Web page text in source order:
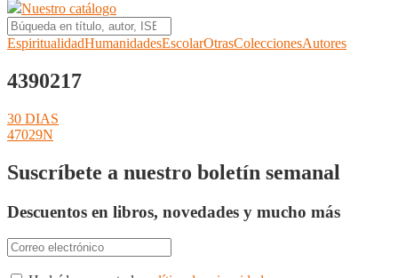
Nuestro catálogo
EspiritualidadHumanidadesEscolarOtrasColeccionesAutores
4390217
Navegación
de
entradas
Anterior:
30 DIAS
Siguiente:
47029N
Suscríbete a nuestro boletín semanal
Descuentos en libros, novedades y mucho más